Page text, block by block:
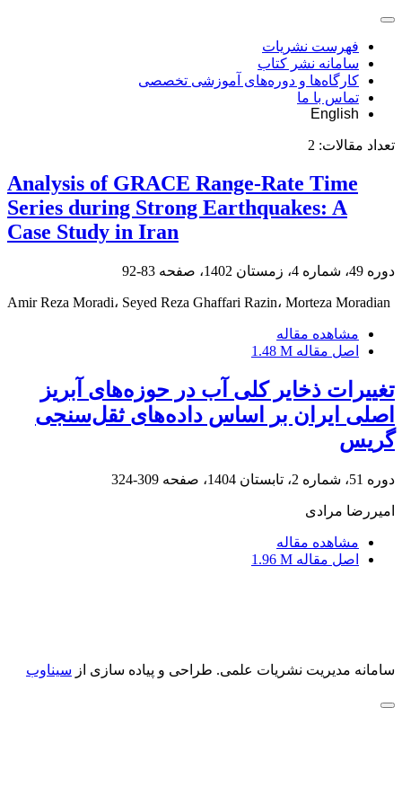
فهرست نشریات
سامانه نشر کتاب
کارگاه‌ها و دوره‌های آموزشی تخصصی
تماس با ما
English
تعداد مقالات: 2
Analysis of GRACE Range-Rate Time
Series during Strong Earthquakes: A
Case Study in Iran
دوره 49، شماره 4، زمستان 1402، صفحه 83-92
Amir Reza Moradi، Seyed Reza Ghaffari Razin، Morteza Moradian
مشاهده مقاله
اصل مقاله 1.48 M
تغییرات ذخایر کلی آب در حوزه‌های آبریز
اصلی ایران بر اساس داده‌های ثقل‌سنجی
گریس
دوره 51، شماره 2، تابستان 1404، صفحه 309-324
امیررضا مرادی
مشاهده مقاله
اصل مقاله 1.96 M
سامانه مدیریت نشریات علمی. طراحی و پیاده سازی از سیناوب